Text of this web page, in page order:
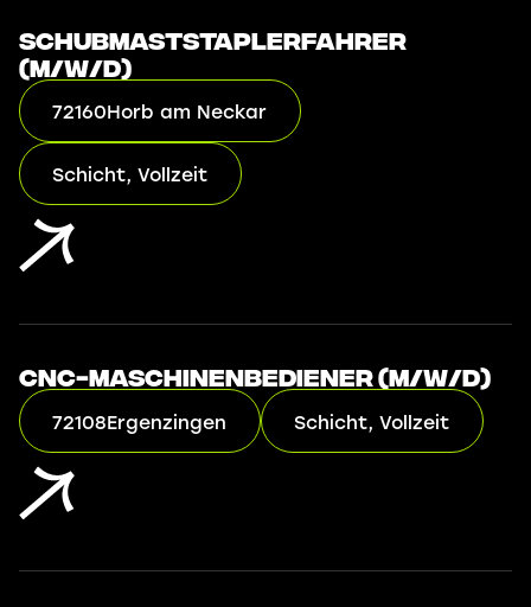
Schubmaststaplerfahrer
(m/w/d)
72160Horb am Neckar
Schicht, Vollzeit
CNC-Maschinenbediener (m/w/d)
72108Ergenzingen Schicht, Vollzeit